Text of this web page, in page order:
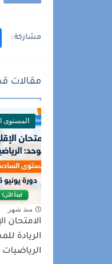
مقالات
المستوى
منذ شهر
الامتحان
الريادة
الرياضيات